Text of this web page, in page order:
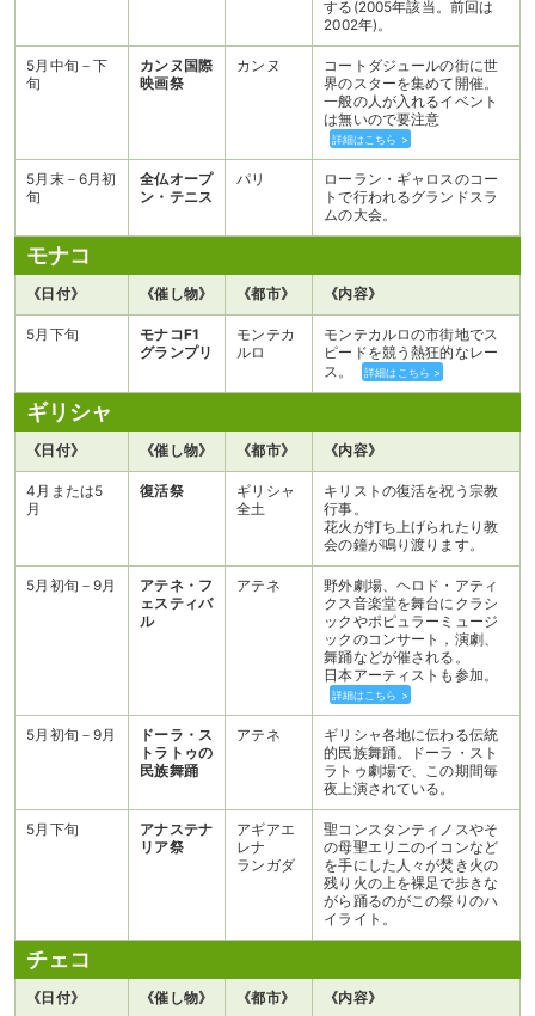
する(2005年該当。前回は
2002年)。
5月中旬－下
旬
カンヌ国際
映画祭
カンヌ
コートダジュールの街に世
界のスターを集めて開催。
一般の人が入れるイベント
は無いので要注意
詳細はこちら >
5月末－6月初
旬
全仏オープ
ン・テニス
パリ
ローラン・ギャロスのコー
トで行われるグランドスラ
ムの大会。
モナコ
《日付》 《催し物》 《都市》 《内容》
5月下旬
モナコF1
グランプリ
モンテカ
ルロ
モンテカルロの市街地でス
ピードを競う熱狂的なレー
ス。
詳細はこちら >
ギリシャ
《日付》 《催し物》 《都市》 《内容》
4月または5
月
復活祭
ギリシャ
全土
キリストの復活を祝う宗教
行事。
花火が打ち上げられたり教
会の鐘が鳴り渡ります。
5月初旬－9月
アテネ・フ
ェスティバ
ル
アテネ
野外劇場、ヘロド・アティ
クス音楽堂を舞台にクラシ
ックやポピュラーミュージ
ックのコンサート，演劇、
舞踊などが催される。
日本アーティストも参加。
詳細はこちら >
5月初旬－9月
ドーラ・ス
トラトゥの
民族舞踊
アテネ
ギリシャ各地に伝わる伝統
的民族舞踊。ドーラ・スト
ラトゥ劇場で、この期間毎
夜上演されている。
5月下旬
アナステナ
リア祭
アギアエ
レナ
ランガダ
聖コンスタンティノスやそ
の母聖エリニのイコンなど
を手にした人々が焚き火の
残り火の上を裸足で歩きな
がら踊るのがこの祭りのハ
イライト。
チェコ
《日付》 《催し物》 《都市》 《内容》